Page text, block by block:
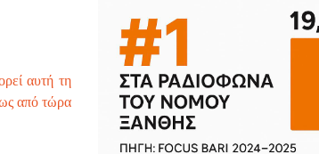
αυτή τη
από τώρα